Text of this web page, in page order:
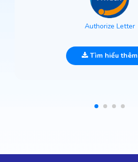
Authorize Letter
Tìm hiểu thêm